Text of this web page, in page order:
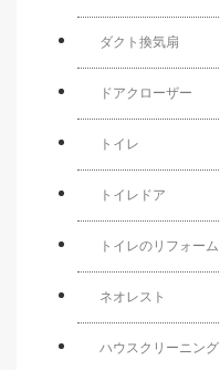
ダクト換気扇
ドアクローザー
トイレ
トイレドア
トイレのリフォーム
ネオレスト
ハウスクリーニング